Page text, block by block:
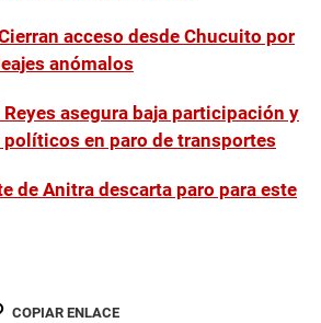
acceso desde Chucuito por
anómalos
asegura baja participación y
en paro de transportes
de Anitra descarta paro para este
COPIAR ENLACE